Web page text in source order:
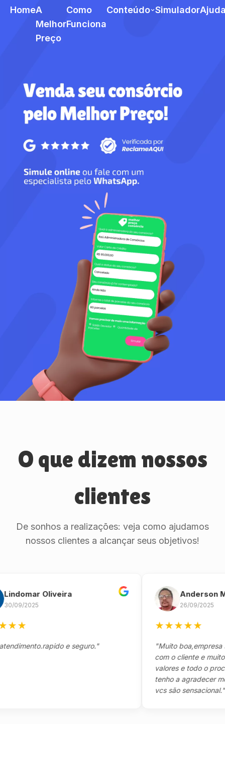
HomeA
Melhor
Preço
Como
Funciona
Conteúdo Simulador
O que dizem nossos
clientes
De sonhos a realizações: veja como ajudamos
nossos clientes a alcançar seus objetivos!
Oliveira
2025
e seguro."
Anderson
26/09/2025
★★★
"Muito boa,empresa
com o cliente e muito
valores e todo o
tenho a agradecer
vcs são sensacional."